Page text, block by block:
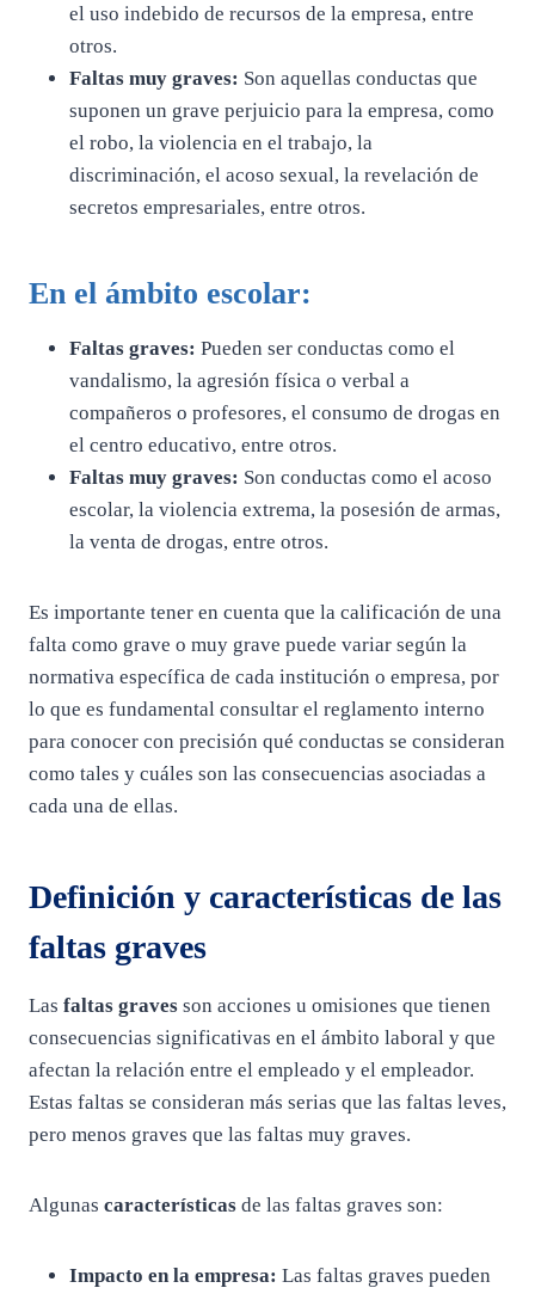
el uso indebido de recursos de la empresa, entre
otros.
Faltas muy graves: Son aquellas conductas que
suponen un grave perjuicio para la empresa, como
el robo, la violencia en el trabajo, la
discriminación, el acoso sexual, la revelación de
secretos empresariales, entre otros.
En el ámbito escolar:
Faltas graves: Pueden ser conductas como el
vandalismo, la agresión física o verbal a
compañeros o profesores, el consumo de drogas en
el centro educativo, entre otros.
Faltas muy graves: Son conductas como el acoso
escolar, la violencia extrema, la posesión de armas,
la venta de drogas, entre otros.
Es importante tener en cuenta que la calificación de una
falta como grave o muy grave puede variar según la
normativa específica de cada institución o empresa, por
lo que es fundamental consultar el reglamento interno
para conocer con precisión qué conductas se consideran
como tales y cuáles son las consecuencias asociadas a
cada una de ellas.
Definición y características de las
faltas graves
Las faltas graves son acciones u omisiones que tienen
consecuencias significativas en el ámbito laboral y que
afectan la relación entre el empleado y el empleador.
Estas faltas se consideran más serias que las faltas leves,
pero menos graves que las faltas muy graves.
Algunas características de las faltas graves son:
Impacto en la empresa: Las faltas graves pueden